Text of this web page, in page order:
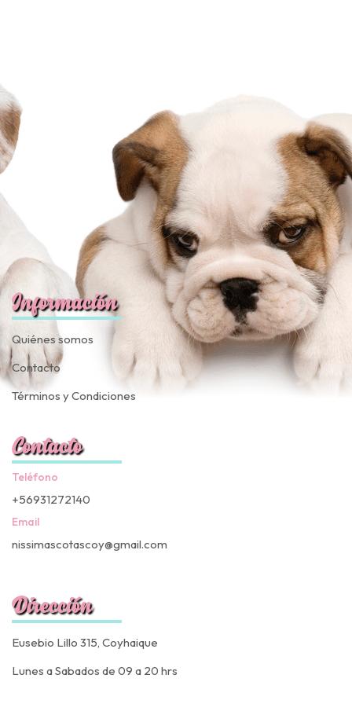
Información
Quiénes somos
Contacto
Términos y Condiciones
Contacto
Teléfono
+56931272140
Email
nissimascotascoy@gmail.com
Dirección
Eusebio Lillo 315, Coyhaique
Lunes a Sabados de 09 a 20 hrs